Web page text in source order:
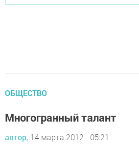
ОБЩЕСТВО
Многогранный талант
автор, 14 марта 2012 - 05:21